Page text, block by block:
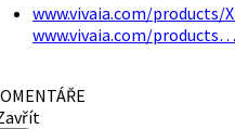
www.vivaia.com/products/
www.vivaia.com/products…